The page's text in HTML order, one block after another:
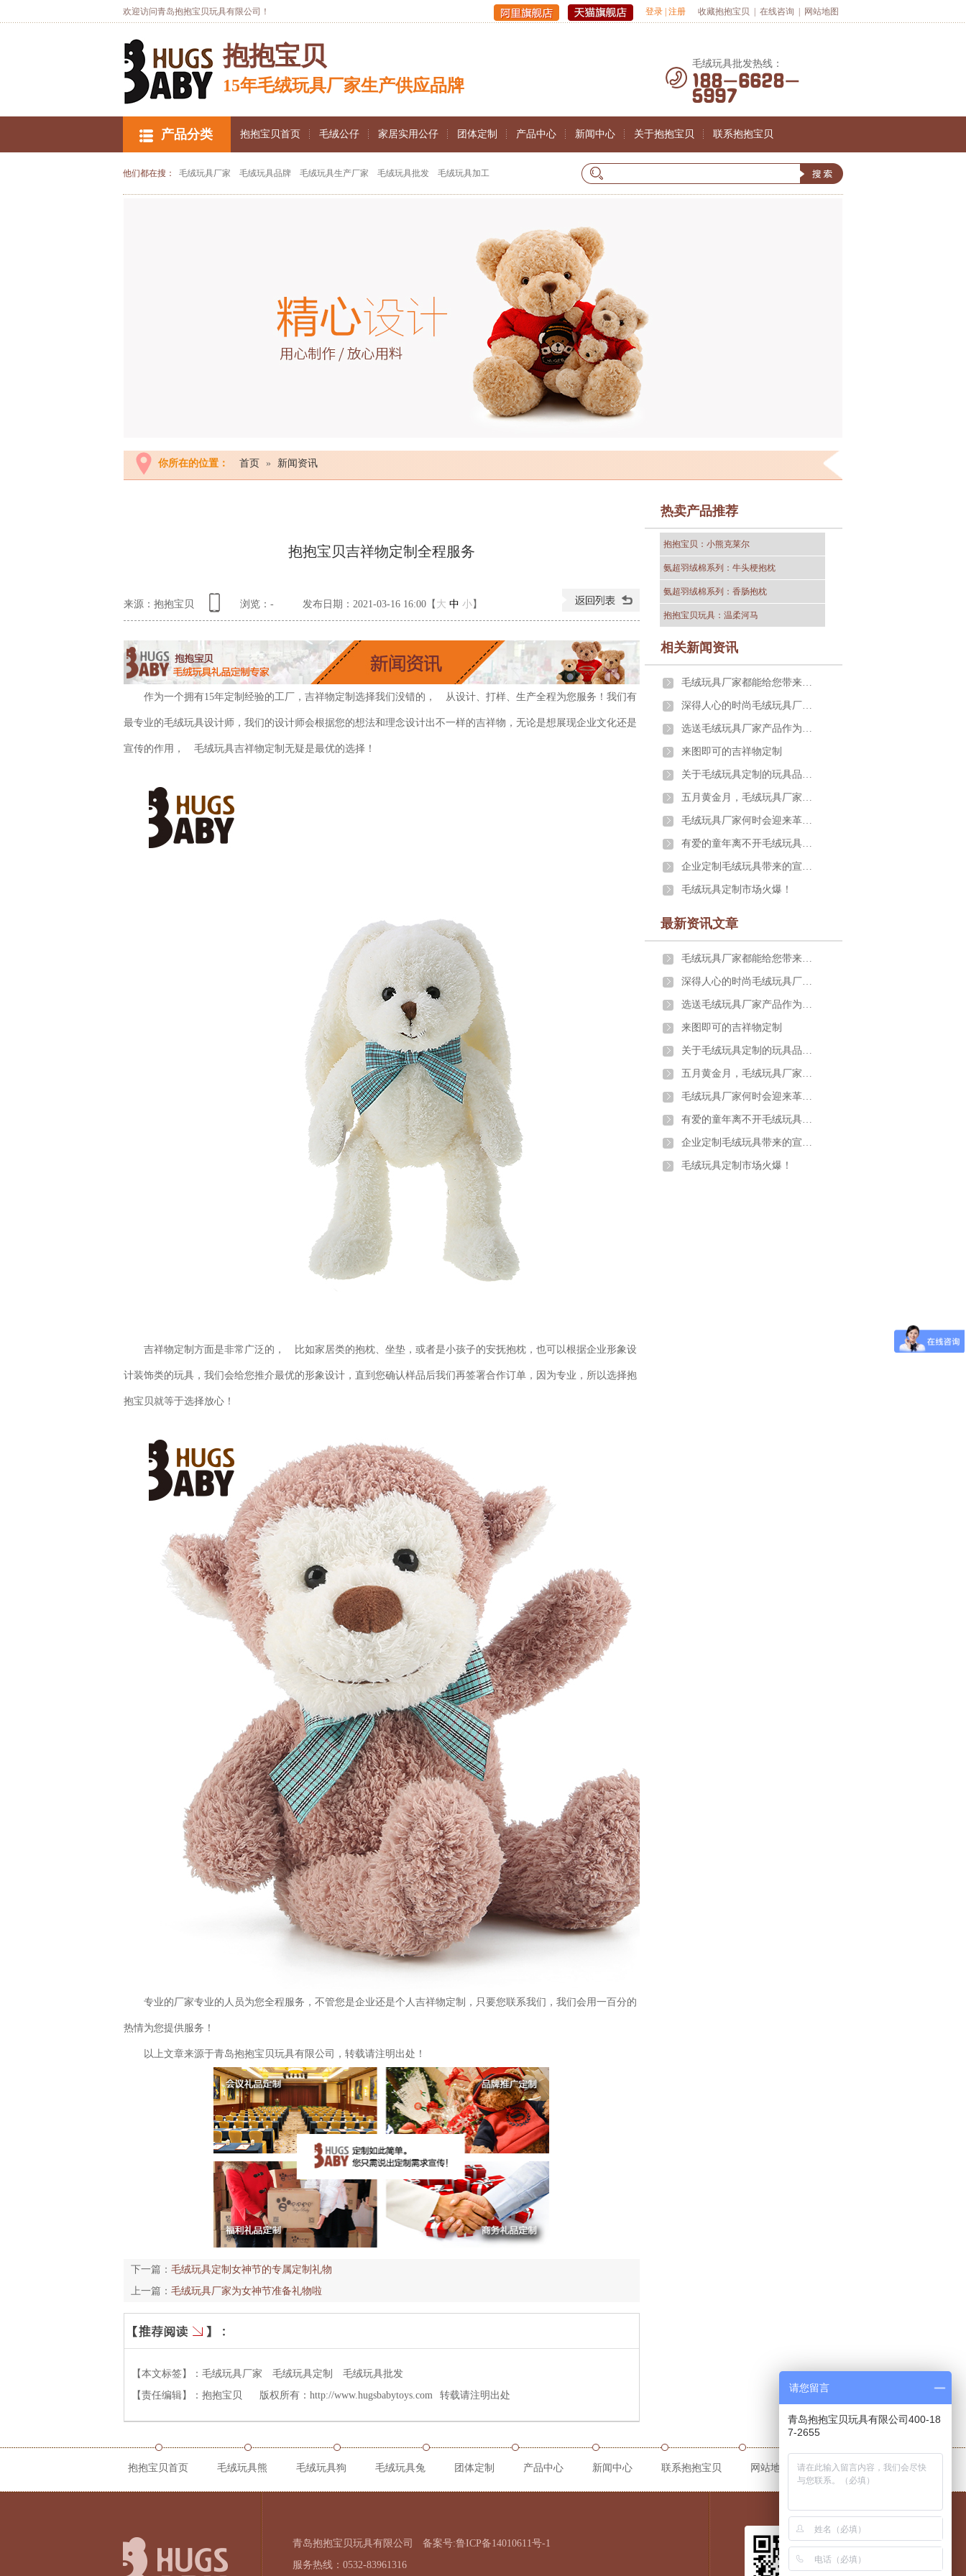
登录 注册 收藏抱抱宝贝 在线咨询 网站地图
欢迎访问青岛抱抱宝贝玩具有限公司！
抱抱宝贝
15年毛绒玩具厂家生产供应品牌
毛绒玩具批发热线：
188-6628-
5997
产品分类 抱抱宝贝首页 毛绒公仔 家居实用公仔 团体定制 产品中心 新闻中心 关于抱抱宝贝 联系抱抱宝贝
他们都在搜： 毛绒玩具厂家 毛绒玩具品牌 毛绒玩具生产厂家 毛绒玩具批发 毛绒玩具加工
你所在的位置： 首页 » 新闻资讯
抱抱宝贝吉祥物定制全程服务
来源：抱抱宝贝 浏览： - 发布日期：2021-03-16 16:00【 大 中 小】
作为一个拥有15年定制经验的工厂，吉祥物定制选择我们没错的， 从设计、打样、生产全程为您服务！我们有
最专业的毛绒玩具设计师，我们的设计师会根据您的想法和理念设计出不一样的吉祥物，无论是想展现企业文化还是
宣传的作用， 毛绒玩具吉祥物定制无疑是最优的选择！
吉祥物定制方面是非常广泛的， 比如家居类的抱枕、坐垫，或者是小孩子的安抚抱枕，也可以根据企业形象设
计装饰类的玩具，我们会给您推介最优的形象设计，直到您确认样品后我们再签署合作订单，因为专业，所以选择抱
抱宝贝就等于选择放心！
专业的厂家专业的人员为您全程服务，不管您是企业还是个人吉祥物定制，只要您联系我们，我们会用一百分的
热情为您提供服务！
以上文章来源于青岛抱抱宝贝玩具有限公司，转载请注明出处！
下一篇： 毛绒玩具定制女神节的专属定制礼物
上一篇： 毛绒玩具厂家为女神节准备礼物啦
【本文标签】： 毛绒玩具厂家 毛绒玩具定制
毛绒玩具批发
【责任编辑】： 抱抱宝贝 版权所有： http://www.hugsbabytoys.com 转载请注明出处
热卖产品推荐
抱抱宝贝：小熊克莱尔
氨超羽绒棉系列：牛头梗抱枕
氨超羽绒棉系列：香肠抱枕
抱抱宝贝玩具：温柔河马
相关新闻资讯
毛绒玩具厂家都能给您带来什么
深得人心的时尚毛绒玩具厂家礼品
选送毛绒玩具厂家产品作为礼物的意义与价值
来图即可的吉祥物定制
关于毛绒玩具定制的玩具品质标准有哪些
五月黄金月，毛绒玩具厂家一大超波萌玩具来袭
毛绒玩具厂家何时会迎来革新的艳阳天
有爱的童年离不开毛绒玩具定制陪伴
企业定制毛绒玩具带来的宣传效果究竟有多大
毛绒玩具定制市场火爆！
最新资讯文章
毛绒玩具厂家都能给您带来什么
深得人心的时尚毛绒玩具厂家礼品
选送毛绒玩具厂家产品作为礼物的意义与价值
来图即可的吉祥物定制
关于毛绒玩具定制的玩具品质标准有哪些
五月黄金月，毛绒玩具厂家一大超波萌玩具来袭
毛绒玩具厂家何时会迎来革新的艳阳天
有爱的童年离不开毛绒玩具定制陪伴
企业定制毛绒玩具带来的宣传效果究竟有多大
毛绒玩具定制市场火爆！
抱抱宝贝首页 毛绒玩具熊 毛绒玩具狗 毛绒玩具兔 团体定制 产品中心 新闻中心 联系抱抱宝贝 网站地图
青岛抱抱宝贝玩具有限公司
备案号:鲁ICP备14010611号-1
服务热线：0532-83961316
请您留言
青岛抱抱宝贝玩具有限公司400-18
7-2655